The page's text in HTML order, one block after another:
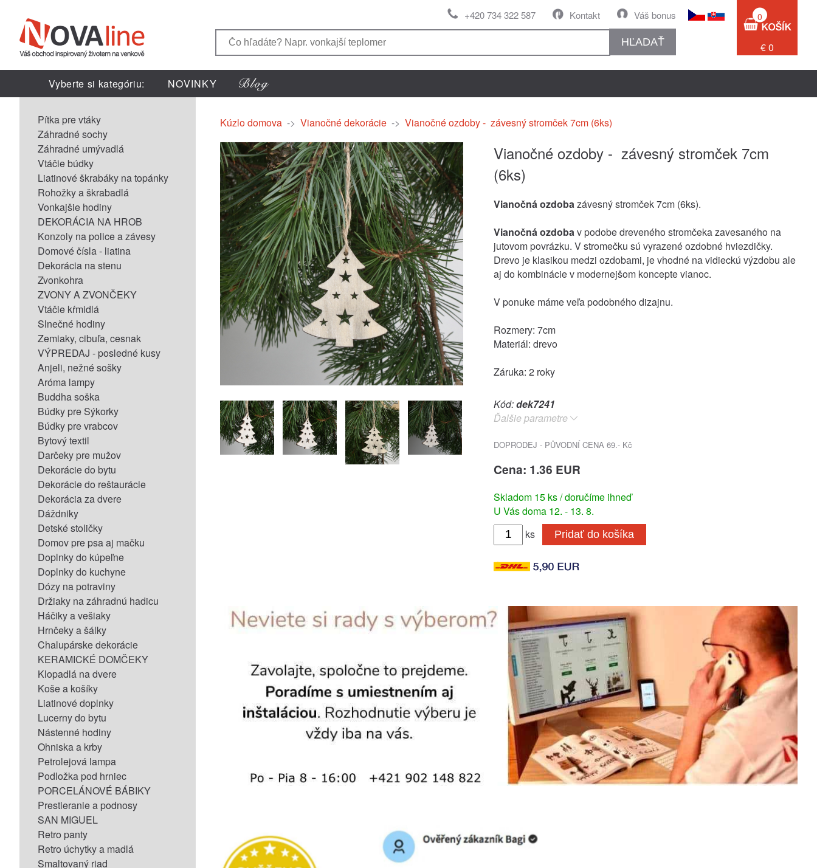
Váš bonus
Kontakt
+420 734 322 587
HĽADAŤ
0
€ 0
Vyberte si kategóriu: NOVINKY
Pítka pre vtáky
Záhradné sochy
Záhradné umývadlá
Vtáčie búdky
Liatinové škrabáky na topánky
Rohožky a škrabadlá
Vonkajšie hodiny
DEKORÁCIA NA HROB
Konzoly na police a závesy
Domové čísla - liatina
Dekorácia na stenu
Zvonkohra
ZVONY A ZVONČEKY
Vtáčie kŕmidlá
Slnečné hodiny
Zemiaky, cibuľa, cesnak
VÝPREDAJ - posledné kusy
Anjeli, nežné sošky
Aróma lampy
Buddha soška
Búdky pre Sýkorky
Búdky pre vrabcov
Bytový textil
Darčeky pre mužov
Dekorácie do bytu
Dekorácie do reštaurácie
Dekorácia za dvere
Dáždniky
Detské stoličky
Domov pre psa aj mačku
Doplnky do kúpeľne
Doplnky do kuchyne
Dózy na potraviny
Držiaky na záhradnú hadicu
Háčiky a vešiaky
Hrnčeky a šálky
Chalupárske dekorácie
KERAMICKÉ DOMČEKY
Klopadlá na dvere
Koše a košíky
Liatinové doplnky
Lucerny do bytu
Nástenné hodiny
Ohniska a krby
Petrolejová lampa
Podložka pod hrniec
PORCELÁNOVÉ BÁBIKY
Prestieranie a podnosy
SAN MIGUEL
Retro panty
Retro úchytky a madlá
Smaltovaný riad
Kúzlo domova -> Vianočné dekorácie -> Vianočné ozdoby - závesný stromček 7cm (6ks)
Vianočné ozdoby - závesný stromček 7cm
(6ks)
Vianočná ozdobazávesný stromček 7cm (6ks).
Vianočná ozdobav podobe dreveného stromčeka zavesaného na
jutovom povrázku. V stromečku sú vyrazené ozdobné hviezdičky.
Drevo je klasikou medzi ozdobami, je vhodné na vidieckú výzdobu ale
aj do kombinácie v modernejšom koncepte vianoc.
V ponuke máme veľa podobného dizajnu.
Rozmery: 7cm
Materiál: drevo
Záruka: 2 roky
Kód:dek7241
Ďalšie parametre
DOPRODEJ - PŮVODNÍ CENA 69.- Kč
Cena: 1.36 EUR
Skladom 15 ks / doručíme ihneď
U Vás doma 12. - 13. 8.
ks
Pridať do košíka